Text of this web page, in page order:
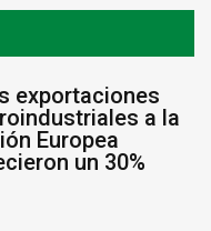
exportaciones
a la
Europea
un 30%